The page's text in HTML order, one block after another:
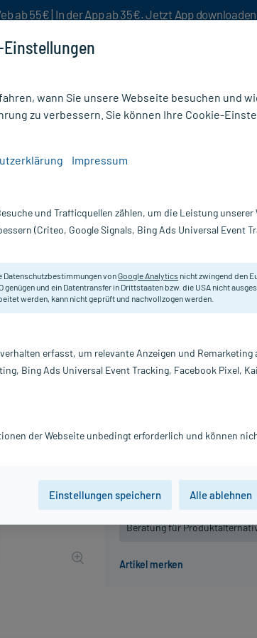
ab 55€ | In der App ab 35€. Jetzt App downloaden
Zeit:Gratis-Versand* ab 19€ Mindestbestellwert!
inkl. MwSt. zzgl. Versandkosten
Der Artikel ist momentan
Beratung für
DHU - Einzelmittel
Homöopathisches Arzneimittel.
PZN:
Hersteller:
wann Sie unsere Webseite besuchen und
zu verbessern. Sie können Ihre Cookie-
Impressum
und Trafficquellen zählen, um die Leistung unserer
(Criteo, Google Signals, Bing Ads Universal Event
Datenschutzbestimmungen vonGoogle Analytics nicht zwingend den
genügen und ein Datentransfer in Drittstaaten bzw. die USA nicht
werden, kann nicht geprüft und nachvollzogen werden.
erfasst, um relevante Anzeigen und Remarketing
Bing Ads Universal Event Tracking, Facebook Pixel,
der Webseite unbedingt erforderlich und können
Einstellungen speichern Alle ablehnen